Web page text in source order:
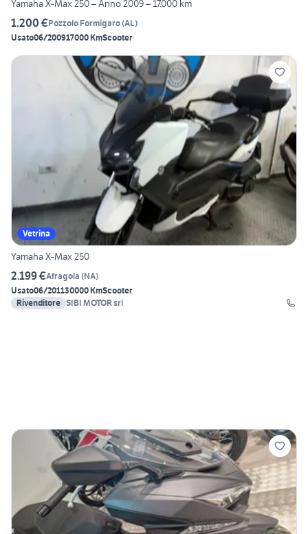
Yamaha X-Max 250 – Anno 2009 – 17.000 km
1.200 €Pozzolo Formigaro(AL)
Usato06/200917000 KmScooter
Vetrina
Yamaha X-Max 250
2.199 €Afragola (NA)
Usato06/201130000 KmScooter
Rivenditore SIBI MOTOR srl